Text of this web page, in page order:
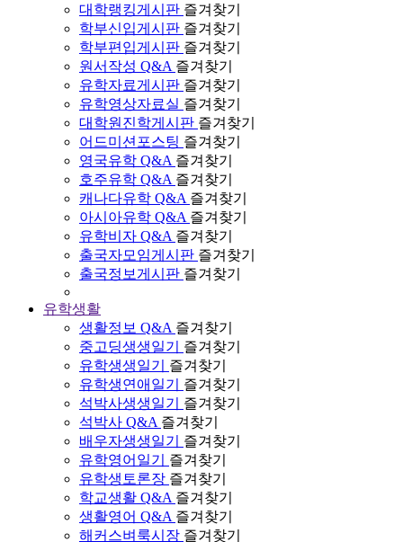
대학랭킹게시판 즐겨찾기
학부신입게시판 즐겨찾기
학부편입게시판 즐겨찾기
원서작성 Q&A 즐겨찾기
유학자료게시판 즐겨찾기
유학영상자료실 즐겨찾기
대학원진학게시판 즐겨찾기
어드미션포스팅 즐겨찾기
영국유학 Q&A 즐겨찾기
호주유학 Q&A 즐겨찾기
캐나다유학 Q&A 즐겨찾기
아시아유학 Q&A 즐겨찾기
유학비자 Q&A 즐겨찾기
출국자모임게시판 즐겨찾기
출국정보게시판 즐겨찾기
유학생활
생활정보 Q&A 즐겨찾기
중고딩생생일기
즐겨찾기
유학생생일기
즐겨찾기
유학생연애일기
즐겨찾기
석박사생생일기
즐겨찾기
석박사 Q&A 즐겨찾기
배우자생생일기
즐겨찾기
유학영어일기
즐겨찾기
유학생토론장 즐겨찾기
학교생활 Q&A 즐겨찾기
생활영어 Q&A 즐겨찾기
해커스벼룩시장 즐겨찾기